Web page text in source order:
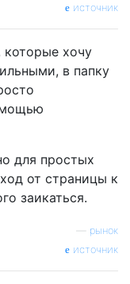
источник
хочу
в папку
для простых
от страницы к
заикаться.
рынок
источник